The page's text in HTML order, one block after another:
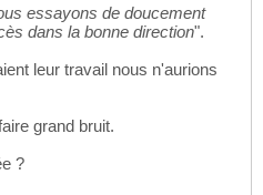
essayons de doucement
dans la bonne direction".
leur travail nous n'aurions
grand bruit.
?